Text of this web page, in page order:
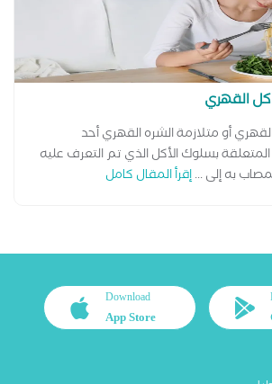
القهري
أو متلازمة الشره القهري أحد
بسلوك الأكل الذي تم التعرف عليه
به إلى ...إقرأ المقال كامل
Download
App Store